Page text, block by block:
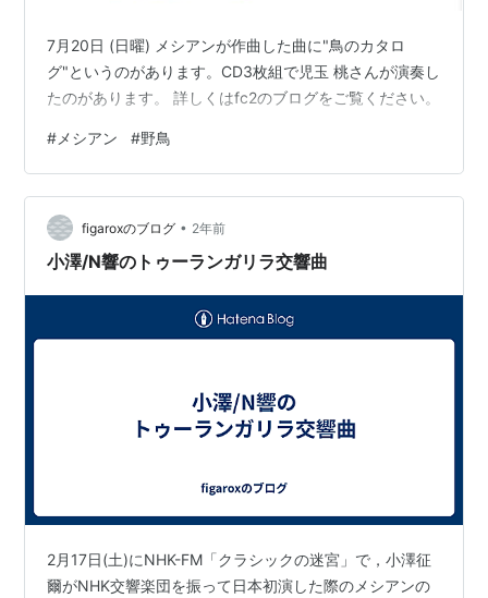
7月20日 (日曜) メシアンが作曲した曲に"鳥のカタロ
グ"というのがあります。CD3枚組で児玉 桃さんが演奏し
たのがあります。 詳しくはfc2のブログをご覧ください。
# メシアン #野鳥
figaroxのブログ • 2年前
小澤/N響のトゥーランガリラ交響曲
2月17日(土)にNHK-FM「クラシックの迷宮」で，小澤征
爾がNHK交響楽団を振って日本初演した際のメシアンの